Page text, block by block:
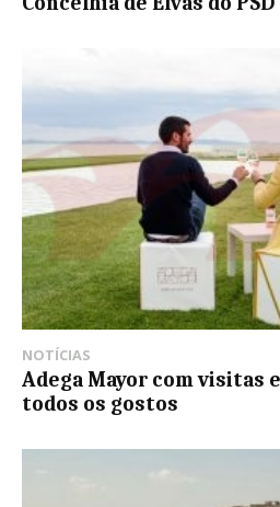
NOTÍCIAS
Adega Mayor com visitas
todos os gostos